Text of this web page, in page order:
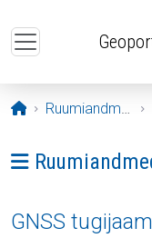
Avaleht
Ruumiandmed
Ava menüü:
GNSS